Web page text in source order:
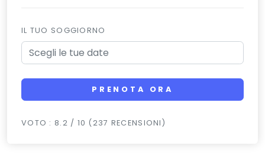
IL TUO SOGGIORNO
PRENOTA ORA
VOTO : 8.2 / 10 (237 RECENSIONI)